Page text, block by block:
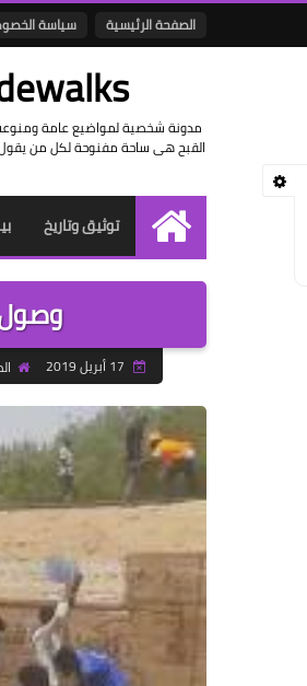
الصفحة الرئيسية سياسة
مدونة شخصية لمواضيع عامة
القبح هى ساحة مفنوحة لكل من يقول
الرئيسية
توثيق وتاريخ